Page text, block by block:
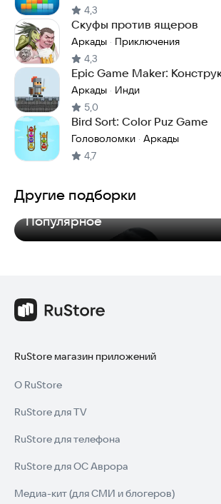
4,3
Скуфы против ящеров
Аркады · Приключения
4,3
Epic Game Maker:
Аркады · Инди
5,0
Bird Sort: Color Puz Game
Головоломки · Аркады
4,7
Другие подборки
Популярное
RuStore магазин приложений
О RuStore
RuStore для TV
RuStore для телефона
RuStore для ОС Аврора
Медиа-кит (для СМИ и блогеров)